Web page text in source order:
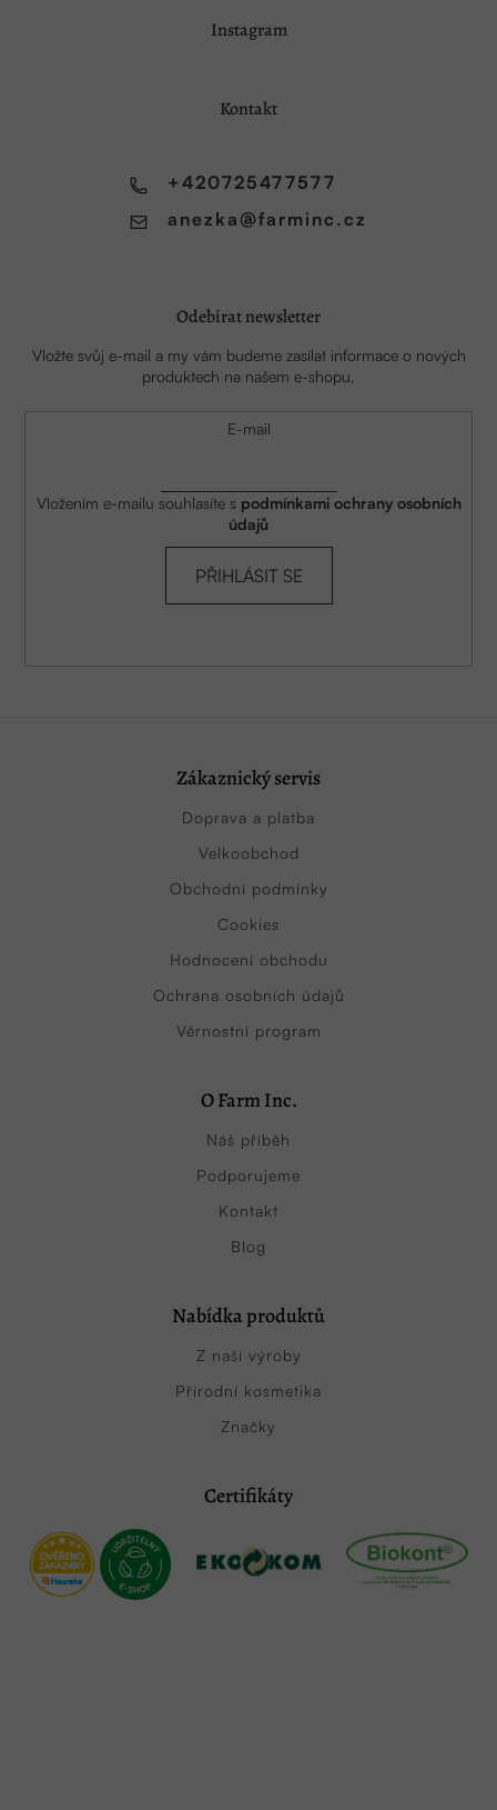
Instagram
Kontakt
anezka @farminc.cz
+420725477577
Odebírat newsletter
Vložte svůj e-mail a my vám budeme zasílat informace o nových
produktech na našem e-shopu.
E-mail
Vložením e-mailu souhlasíte s podmínkami ochrany osobních
údajů
PŘIHLÁSIT SE
Zákaznický servis
Doprava a platba
Velkoobchod
Obchodní podmínky
Cookies
Hodnocení obchodu
Ochrana osobních údajů
Věrnostní program
O Farm Inc.
Náš příběh
Podporujeme
Kontakt
Blog
Nabídka produktů
Z naší výroby
Přírodní kosmetika
Značky
Certifikáty